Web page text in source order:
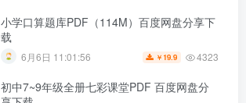
小学口算题库PDF（114M）百度网盘分享下
载
6月6日 11:01:56 ￥ 19.9 4323
初中7~9年级全册七彩课堂PDF 百度网盘分